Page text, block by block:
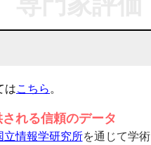
はこちら 。
れる信頼のデータ
立情報学研究所を通じて学術